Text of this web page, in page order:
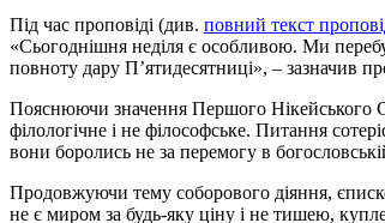
Під час проповіді (див. повний текст
«Сьогоднішня неділя є особливою. Ми
повноту дару П’ятидесятниці», – зазначив
Пояснюючи значення Першого Нікейського
філологічне і не філософське. Питання
вони боролись не за перемогу в
Продовжуючи тему соборового діяння,
не є миром за будь-яку ціну і не тишею,